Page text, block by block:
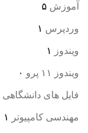
آموزش ۵
وردپرس ۱
ویندوز ۱
ویندوز ۱۱ پرو ۰
فایل های دانشگاهی
مهندسی کامپیوتر ۱